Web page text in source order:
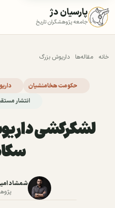
پارسیان دژ
جامعه پژوهشگران تاریخ
خانه مقاله‌ها داریوش بزرگ
حکومت هخامنشیان
انتشار
لشکرکشی
شمشاد